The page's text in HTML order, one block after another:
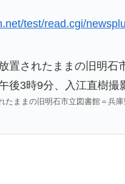
test/read.cgi/
たままの旧明石市立図書館＝兵